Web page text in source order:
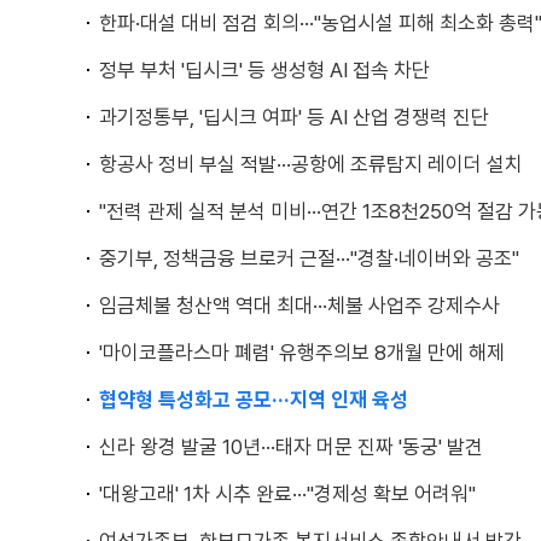
한파·대설 대비 점검 회의···"농업시설 피해 최소화 총력"
정부 부처 '딥시크' 등 생성형 AI 접속 차단
과기정통부, '딥시크 여파' 등 AI 산업 경쟁력 진단
항공사 정비 부실 적발···공항에 조류탐지 레이더 설치
"전력 관제 실적 분석 미비···연간 1조8천250억 절감
중기부, 정책금융 브로커 근절···"경찰·네이버와 공조"
임금체불 청산액 역대 최대···체불 사업주 강제수사
'마이코플라스마 폐렴' 유행주의보 8개월 만에 해제
협약형 특성화고 공모···지역 인재 육성
신라 왕경 발굴 10년···태자 머문 진짜 '동궁' 발견
'대왕고래' 1차 시추 완료···"경제성 확보 어려워"